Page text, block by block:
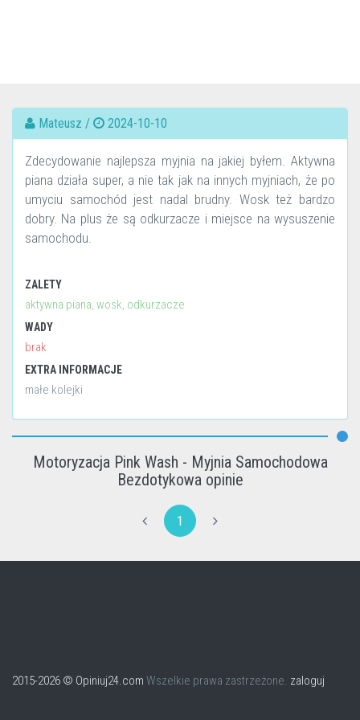
Mateusz / 2024-10-10
Zdecydowanie najlepsza myjnia na jakiej byłem. Aktywna
piana działa super, a nie tak jak na innych myjniach, że po
umyciu samochód jest nadal brudny. Wosk też bardzo
dobry. Na plus że są odkurzacze i miejsce na wysuszenie
samochodu.
ZALETY
aktywna piana, wosk, odkurzacze
WADY
brak
EXTRA INFORMACJE
małe kolejki
Motoryzacja Pink Wash - Myjnia Samochodowa
Bezdotykowa opinie
1
2015-2026 © Opiniuj24.com Wszelkie prawa zastrzeżone. zaloguj